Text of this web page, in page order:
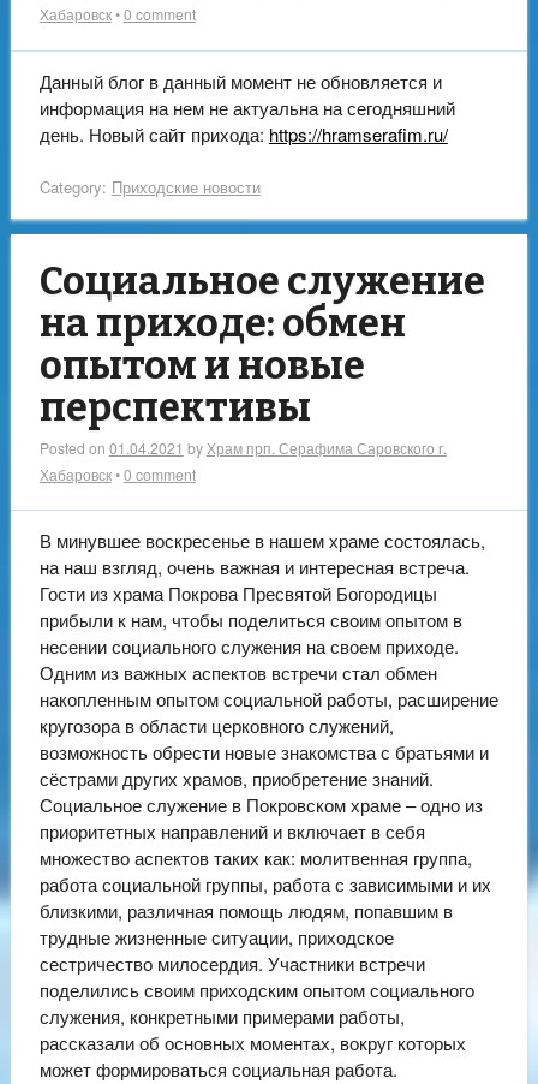
Хабаровск•0 comment
Данный блог в данный момент не обновляется и
информация на нем не актуальна на сегодняшний
день. Новый сайт прихода: https://hramserafim.ru/
Category: Приходские новости
Социальное служение
на приходе: обмен
опытом и новые
перспективы
Posted on 01.04.2021 by Храм прп. Серафима Саровского г.
Хабаровск•0 comment
В минувшее воскресенье в нашем храме состоялась,
на наш взгляд, очень важная и интересная встреча.
Гости из храма Покрова Пресвятой Богородицы
прибыли к нам, чтобы поделиться своим опытом в
несении социального служения на своем приходе.
Одним из важных аспектов встречи стал обмен
накопленным опытом социальной работы, расширение
кругозора в области церковного служений,
возможность обрести новые знакомства с братьями и
сёстрами других храмов, приобретение знаний.
Социальное служение в Покровском храме – одно из
приоритетных направлений и включает в себя
множество аспектов таких как: молитвенная группа,
работа социальной группы, работа с зависимыми и их
близкими, различная помощь людям, попавшим в
трудные жизненные ситуации, приходское
сестричество милосердия. Участники встречи
поделились своим приходским опытом социального
служения, конкретными примерами работы,
рассказали об основных моментах, вокруг которых
может формироваться социальная работа.